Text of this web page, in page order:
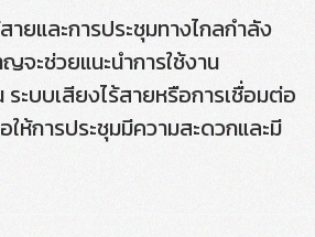
ายและการประชุมทางไกลกำลัง
จะช่วยแนะนำการใช้งาน
ระบบเสียงไร้สายหรือการเชื่อมต่อ
การประชุมมีความสะดวกและมี